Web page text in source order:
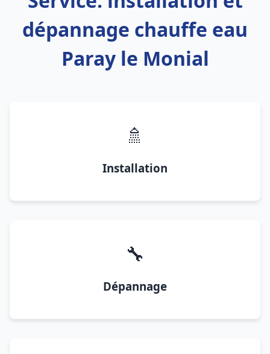
dépannage chauffe eau
Paray le Monial
🚿
Installation
🔧
Dépannage